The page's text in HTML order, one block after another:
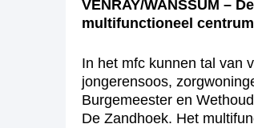
VENRAY/WANSSUM –
multifunctioneel
In het mfc kunnen tal van
jongerensoos,
Burgemeester en
De Zandhoek. Het